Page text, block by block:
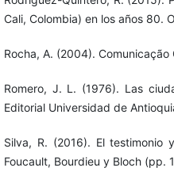
Cali, Colombia) en los años 80.
Rocha, A. (2004).
Romero, J. L. (1976). Las
Editorial Universidad de
Silva, R. (2016). El testimonio
Foucault, Bourdieu y Bloch (pp.